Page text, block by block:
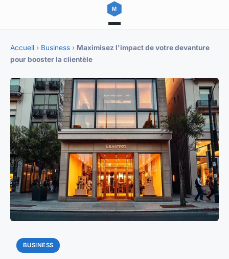
Accueil › Business › Maximisez l'impact de votre devanture
pour booster la clientèle
BUSINESS